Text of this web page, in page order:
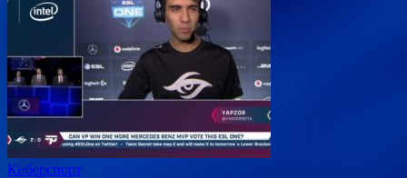
Киберспорт